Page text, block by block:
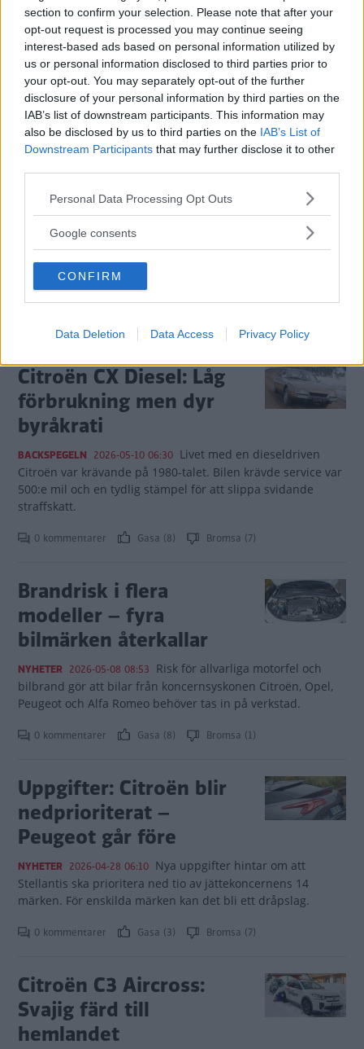
section to confirm your selection. Please note that after your
opt-out request is processed you may continue seeing
interest-based ads based on personal information utilized by
us or personal information disclosed to third parties prior to
your opt-out. You may separately opt-out of the further
disclosure of your personal information by third parties on the
IAB’s list of downstream participants. This information may
also be disclosed by us to third parties on the IAB’s List of
Downstream Participants that may further disclose it to other
Please note that this website/app uses one or more Google
not limited to your visit or usage behaviour. You may click to
use your data for below specified purposes in below Google
consent section.
Personal Data Processing Opt Outs
Google consents
CONFIRM
Data Deletion Data Access Privacy Policy
comeback som elbil –
med en viktig fördel
NYHETER 2026-05-22 07:43 Citroën ska lansera en billig elbil
som blir en modern version av klassiska folkbilen 2CV.
Främsta fördelen är att den blir billig.
0 kommentarer Gasa (20) Bromsa (2)
Citroën C3 Aircross:
Ingen hjälp av
instruktionsboken
på vår budget-Citroën kan varken bilverkstaden eller
instruktionsboken ge svar på vår fråga.
Gasa (3) Bromsa (7)
Citroën CX Diesel: Låg
förbrukning men dyr
byråkrati
BACKSPEGELN 2026-05-10 06:30 Livet med en dieseldriven
Citroën var krävande på 1980-talet. Bilen krävde service var
500:e mil och en tydlig stämpel för att slippa svidande
straffskatt.
0 kommentarer Gasa (8) Bromsa (7)
Brandrisk i flera
modeller – fyra
bilmärken återkallar
NYHETER 2026-05-08 08:53 Risk för allvarliga motorfel och
bilbrand gör att bilar från koncernsyskonen Citroën, Opel,
Peugeot och Alfa Romeo behöver tas in på verkstad.
0 kommentarer Gasa (8) Bromsa (1)
Uppgifter: Citroën blir
nedprioriterat –
Peugeot går före
NYHETER 2026-04-28 06:10 Nya uppgifter hintar om att
Stellantis ska prioritera ned tio av jättekoncernens 14
märken. För enskilda märken kan det bli ett dråpslag.
0 kommentarer Gasa (3) Bromsa (7)
Citroën C3 Aircross:
Svajig färd till
hemlandet